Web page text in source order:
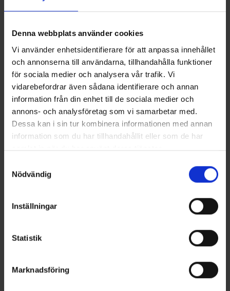
Denna webbplats använder cookies
Vi använder enhetsidentifierare för att anpassa innehållet
och annonserna till användarna, tillhandahålla funktioner
för sociala medier och analysera vår trafik. Vi
vidarebefordrar även sådana identifierare och annan
information från din enhet till de sociala medier och
annons- och analysföretag som vi samarbetar med.
Dessa kan i sin tur kombinera informationen med annan
information som du har tillhandahållit eller som de har
samlat in när du har använt deras tjänster.
Nödvändig
Inställningar
Statistik
Marknadsföring
Förbrukning
Excepteur sint occaecat cupidatat non proiden..
Läs mer
Arkviering & förvaring